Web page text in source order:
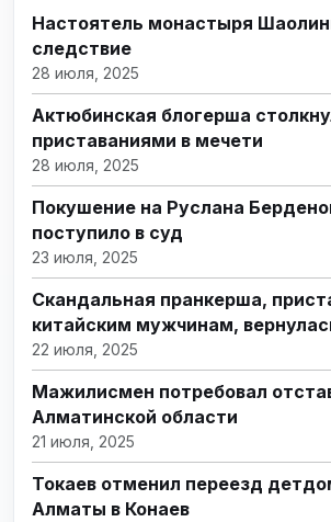
Настоятель монастыря
следствие
28 июля, 2025
Актюбинская блогерша
приставаниями в мечети
28 июля, 2025
Покушение на Руслана
поступило в суд
23 июля, 2025
Скандальная пранкерша,
китайским мужчинам,
22 июля, 2025
Мажилисмен потребовал
Алматинской области
21 июля, 2025
Токаев отменил переезд
Алматы в Конаев